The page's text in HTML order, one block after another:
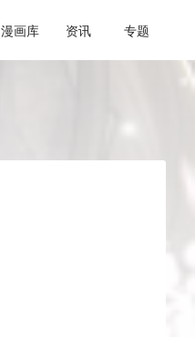
漫画库 资讯 专题